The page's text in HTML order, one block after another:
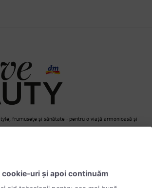
frumusețe și sănătate - pentru o viață armonioasă și